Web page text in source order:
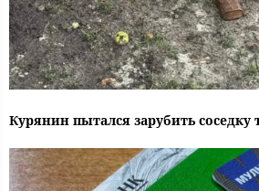
Курянин пытался зарубить соседку